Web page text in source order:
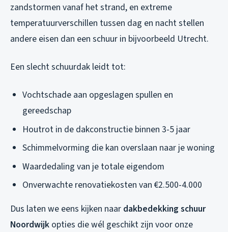
zandstormen vanaf het strand, en extreme
temperatuurverschillen tussen dag en nacht stellen
andere eisen dan een schuur in bijvoorbeeld Utrecht.
Een slecht schuurdak leidt tot:
Vochtschade aan opgeslagen spullen en
gereedschap
Houtrot in de dakconstructie binnen 3-5 jaar
Schimmelvorming die kan overslaan naar je woning
Waardedaling van je totale eigendom
Onverwachte renovatiekosten van €2.500-4.000
Dus laten we eens kijken naar dakbedekking schuur
Noordwijk opties die wél geschikt zijn voor onze